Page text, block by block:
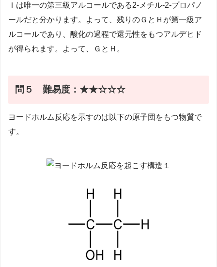
Ｉは唯一の第三級アルコールである2-メチル-2-プロパノ
ールだと分かります。よって、残りのＧとＨが第一級ア
ルコールであり、酸化の過程で還元性をもつアルデヒド
が得られます。よって、ＧとＨ。
問５難易度：★★☆☆☆
ヨードホルム反応を示すのは以下の原子団をもつ物質で
す。